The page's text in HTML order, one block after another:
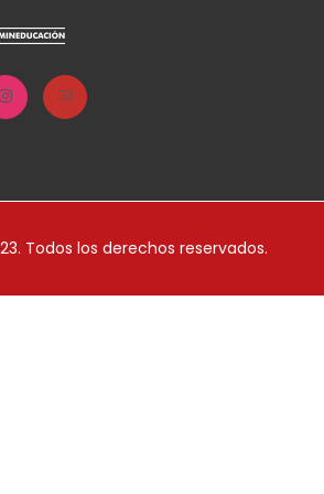
Todos los derechos reservados.